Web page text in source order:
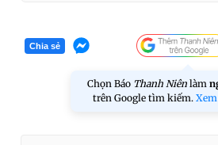
Chia sẻ
Chọn Báo Thanh Niên làm
trên Google tìm kiếm.